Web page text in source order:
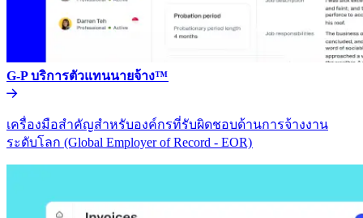
G-P บริการตัวแทนนายจ้าง™​​
เครื่องมือสำคัญสำหรับองค์กรที่รับผิดชอบด้านการจ้างงาน
ระดับโลก (Global Employer of Record - EOR)​​